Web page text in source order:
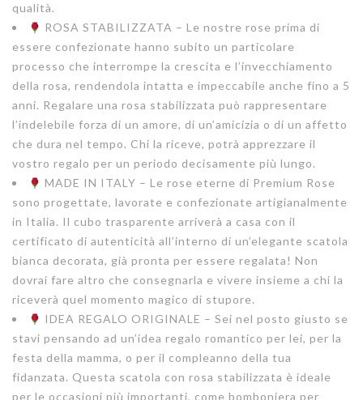
qualità.
ROSA STABILIZZATA – Le nostre rose prima di
essere confezionate hanno subito un particolare
processo che interrompe la crescita e l’invecchiamento
della rosa, rendendola intatta e impeccabile anche fino a 5
anni. Regalare una rosa stabilizzata può rappresentare
l’indelebile forza di un amore, di un’amicizia o di un affetto
che dura nel tempo. Chi la riceve, potrà apprezzare il
vostro regalo per un periodo decisamente più lungo.
MADE IN ITALY – Le rose eterne di Premium Rose
sono progettate, lavorate e confezionate artigianalmente
in Italia. Il cubo trasparente arriverà a casa con il
certificato di autenticità all’interno di un’elegante scatola
bianca decorata, già pronta per essere regalata! Non
dovrai fare altro che consegnarla e vivere insieme a chi la
riceverà quel momento magico di stupore.
IDEA REGALO ORIGINALE – Sei nel posto giusto se
stavi pensando ad un’idea regalo romantico per lei, per la
festa della mamma, o per il compleanno della tua
fidanzata. Questa scatola con rosa stabilizzata è ideale
per le occasioni più importanti, come bomboniera per